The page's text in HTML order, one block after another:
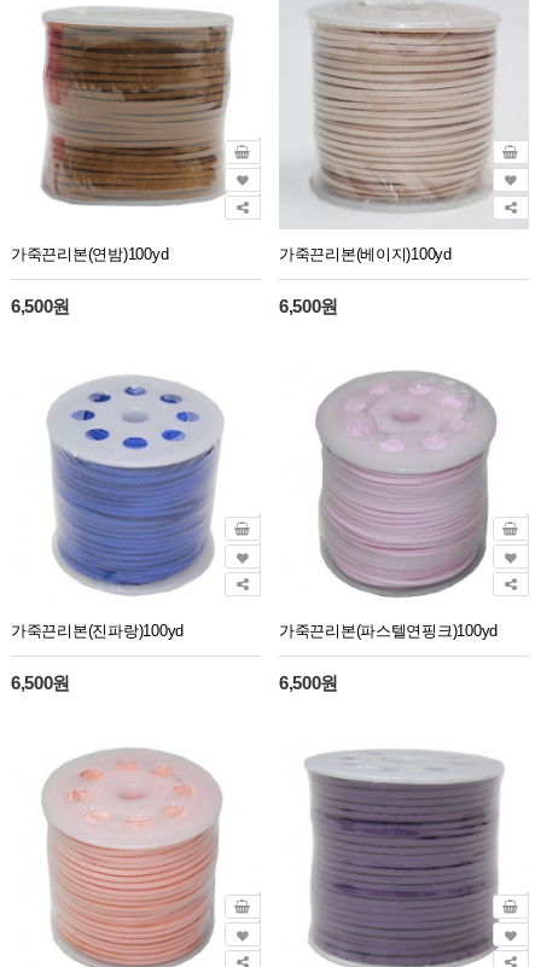
가죽끈리본(연밤)100yd
6,500원
가죽끈리본(베이지)100yd
6,500원
가죽끈리본(진파랑)100yd
6,500원
가죽끈리본(파스텔연핑크)100yd
6,500원